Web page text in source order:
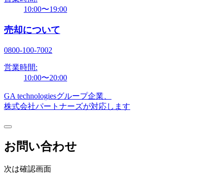
10:00〜19:00
売却について
0800-100-7002
営業時間:
10:00〜20:00
GA technologiesグループ企業、
株式会社パートナーズが対応します
お問い合わせ
次は確認画面